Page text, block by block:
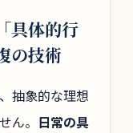
具体的行
の技術
抽象的な理想
ん。 日常の具